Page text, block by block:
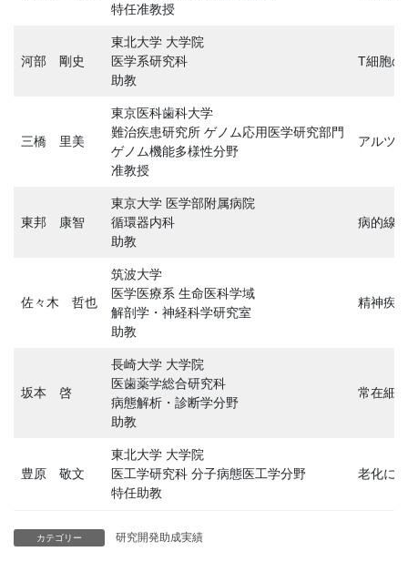
特任准教授
河部 剛史
東北大学 大学院
医学系研究科
助教
T細胞の
三橋 里美
東京医科歯科大学
難治疾患研究所 ゲノム応用医学研究部門
ゲノム機能多様性分野
准教授
アルツ
東邦 康智
東京大学 医学部附属病院
循環器内科
助教
病的線
佐々木 哲也
筑波大学
医学医療系 生命医科学域
解剖学・神経科学研究室
助教
精神疾
坂本 啓
長崎大学 大学院
医歯薬学総合研究科
病態解析・診断学分野
助教
常在細
豊原 敬文
東北大学 大学院
医工学研究科 分子病態医工学分野
特任助教
老化に
カテゴリー 研究開発助成実績